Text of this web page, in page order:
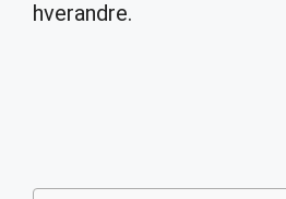
hverandre.